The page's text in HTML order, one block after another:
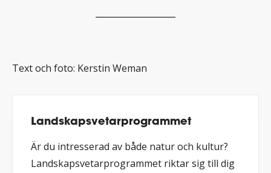
Text och foto: Kerstin Weman
Landskapsvetarprogrammet
Är du intresserad av både natur och kultur?
Landskapsvetarprogrammet riktar sig till dig